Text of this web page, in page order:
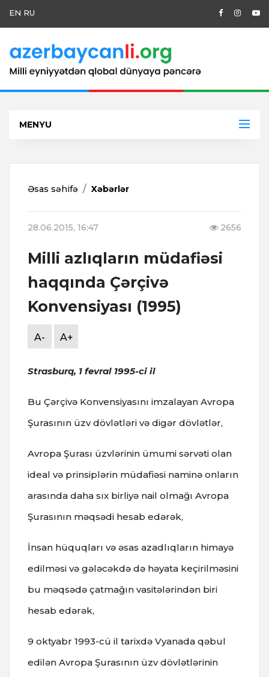
EN RU
MENYU
Əsas səhifə Xəbərlər
28.06.2015, 16:47 2656
Milli azlıqların müdafiəsi
haqqında Çərçivə
Konvensiyası (1995)
A- A+
Strasburq, 1 fevral 1995-ci il
Bu Çərçivə Konvensiyasını imzalayan Avropa
Şurasının üzv dövlətləri və digər dövlətlər,
Avropa Şurası üzvlərinin ümumi sərvəti olan
ideal və prinsiplərin müdafiəsi naminə onların
arasında daha sıx birliyə nail olmağı Avropa
Şurasının məqsədi hesab edərək,
İnsan hüquqları və əsas azadlıqların himayə
edilməsi və gələcəkdə də həyata keçirilməsini
bu məqsədə çatmağın vasitələrindən biri
hesab edərək,
9 oktyabr 1993-cü il tarixdə Vyanada qəbul
edilən Avropa Şurasının üzv dövlətlərinin